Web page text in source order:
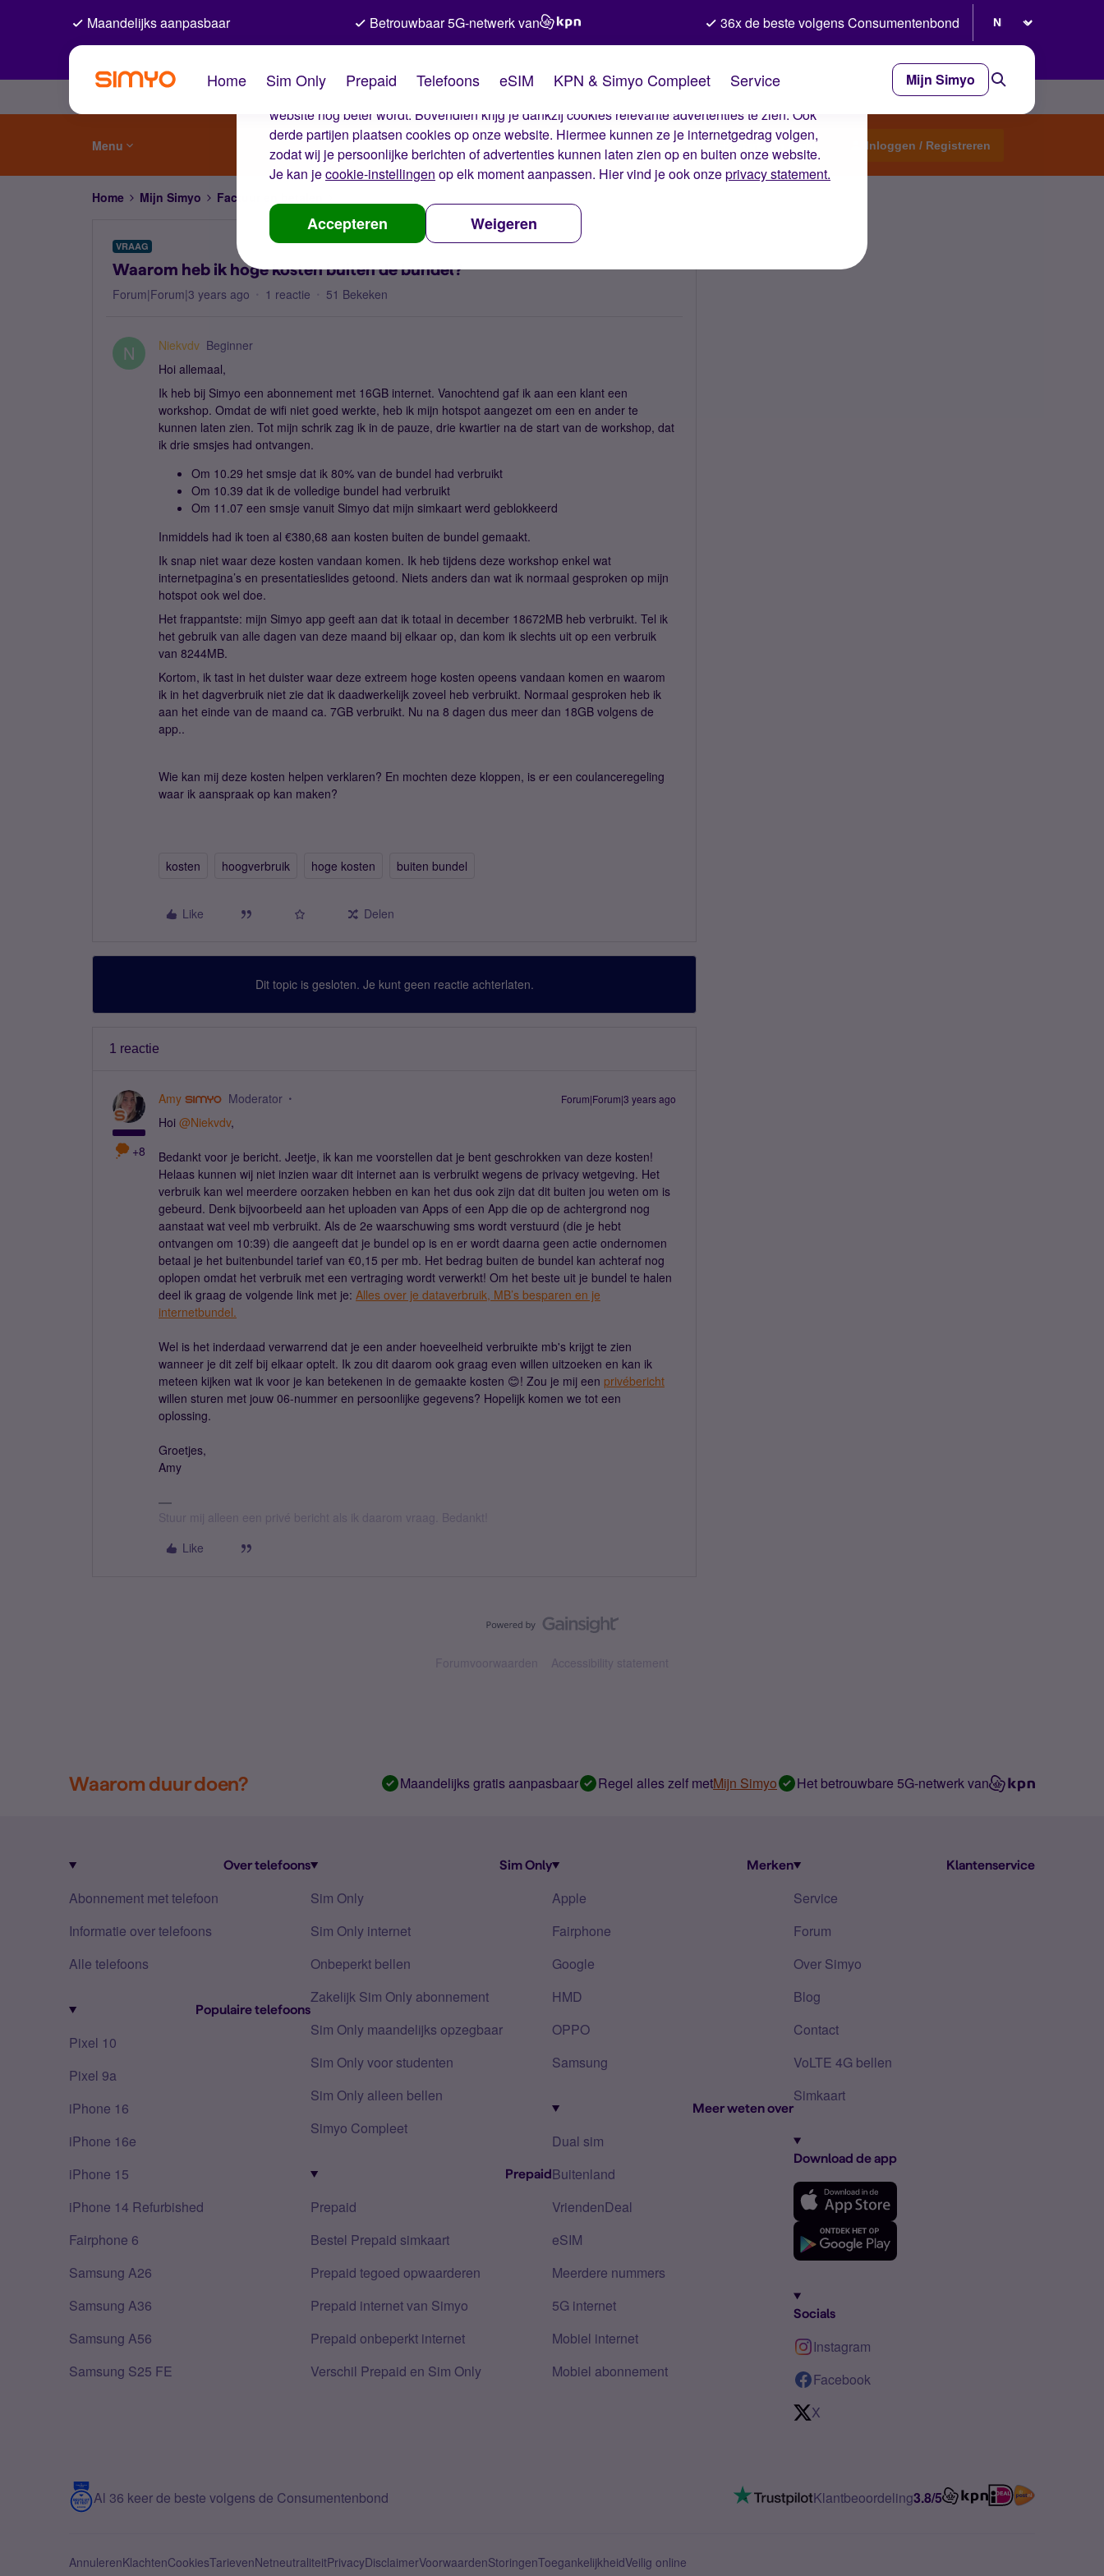
De cookies van Simyo
Wij gebruiken cookies op onze website. Met deze cookies zorgen wij ervoor dat je ervaring op de
website nog beter wordt. Bovendien krijg je dankzij cookies relevante advertenties te zien. Ook
derde partijen plaatsen cookies op onze website. Hiermee kunnen ze je internetgedrag volgen,
zodat wij je persoonlijke berichten of advertenties kunnen laten zien op en buiten onze website.
Je kan jecookie-instellingen op elk moment aanpassen. Hier vind je ook onzeprivacy statement.
Accepteren Weigeren
Maandelijks aanpasbaar Betrouwbaar 5G-netwerk van 36x de beste volgens Consumentenbond
Home Sim Only Prepaid Telefoons eSIM KPN & Simyo Compleet Service Mijn Simyo
Menu Start een topic Inloggen / Registreren
Home Mijn Simyo Factuur en betalen
VRAAG
Waarom heb ik hoge kosten buiten de bundel?
Forum|Forum|3 years ago 1 reactie 51 Bekeken
N Niekvdv Beginner
Hoi allemaal,
Ik heb bij Simyo een abonnement met 16GB internet. Vanochtend gaf ik aan een klant een
workshop. Omdat de wifi niet goed werkte, heb ik mijn hotspot aangezet om een en ander te
kunnen laten zien. Tot mijn schrik zag ik in de pauze, drie kwartier na de start van de workshop, dat
ik drie smsjes had ontvangen.
Om 10.29 het smsje dat ik 80% van de bundel had verbruikt
Om 10.39 dat ik de volledige bundel had verbruikt
Om 11.07 een smsje vanuit Simyo dat mijn simkaart werd geblokkeerd
Inmiddels had ik toen al €380,68 aan kosten buiten de bundel gemaakt.
Ik snap niet waar deze kosten vandaan komen. Ik heb tijdens deze workshop enkel wat
internetpagina’s en presentatieslides getoond. Niets anders dan wat ik normaal gesproken op mijn
hotspot ook wel doe.
Het frappantste: mijn Simyo app geeft aan dat ik totaal in december 18672MB heb verbruikt. Tel ik
het gebruik van alle dagen van deze maand bij elkaar op, dan kom ik slechts uit op een verbruik
van 8244MB.
Kortom, ik tast in het duister waar deze extreem hoge kosten opeens vandaan komen en waarom
ik in het dagverbruik niet zie dat ik daadwerkelijk zoveel heb verbruikt. Normaal gesproken heb ik
aan het einde van de maand ca. 7GB verbruikt. Nu na 8 dagen dus meer dan 18GB volgens de
app..
Wie kan mij deze kosten helpen verklaren? En mochten deze kloppen, is er een coulanceregeling
waar ik aanspraak op kan maken?
kosten hoogverbruik hoge kosten buiten bundel
Like Delen
Dit topic is gesloten. Je kunt geen reactie achterlaten.
1 reactie
+8
Amy Moderator Forum|Forum|3 years ago
Hoi @Niekvdv,
Bedankt voor je bericht. Jeetje, ik kan me voorstellen dat je bent geschrokken van deze kosten!
Helaas kunnen wij niet inzien waar dit internet aan is verbruikt wegens de privacy wetgeving. Het
verbruik kan wel meerdere oorzaken hebben en kan het dus ook zijn dat dit buiten jou weten om is
gebeurd. Denk bijvoorbeeld aan het uploaden van Apps of een App die op de achtergrond nog
aanstaat wat veel mb verbruikt. Als de 2e waarschuwing sms wordt verstuurd (die je hebt
ontvangen om 10:39) die aangeeft dat je bundel op is en er wordt daarna geen actie ondernomen
betaal je het buitenbundel tarief van €0,15 per mb. Het bedrag buiten de bundel kan achteraf nog
oplopen omdat het verbruik met een vertraging wordt verwerkt! Om het beste uit je bundel te halen
deel ik graag de volgende link met je: Alles over je dataverbruik, MB’s besparen en je
internetbundel.
Wel is het inderdaad verwarrend dat je een ander hoeveelheid verbruikte mb's krijgt te zien
wanneer je dit zelf bij elkaar optelt. Ik zou dit daarom ook graag even willen uitzoeken en kan ik
meteen kijken wat ik voor je kan betekenen in de gemaakte kosten 😊! Zou je mij een privébericht
willen sturen met jouw 06-nummer en persoonlijke gegevens? Hopelijk komen we tot een
oplossing.
Groetjes,
Amy
Stuur mij alleen een privé bericht als ik daarom vraag. Bedankt!
Like
Forumvoorwaarden Accessibility statement
Waarom duur doen? Maandelijks gratis aanpasbaar Regel alles zelf metMijn Simyo Het betrouwbare 5G-netwerk van
Over telefoons
Abonnement met telefoon
Informatie over telefoons
Alle telefoons
Populaire telefoons
Pixel 10
Pixel 9a
iPhone 16
iPhone 16e
iPhone 15
iPhone 14 Refurbished
Fairphone 6
Samsung A26
Samsung A36
Samsung A56
Samsung S25 FE
Sim Only
Sim Only
Sim Only internet
Onbeperkt bellen
Zakelijk Sim Only abonnement
Sim Only maandelijks opzegbaar
Sim Only voor studenten
Sim Only alleen bellen
Simyo Compleet
Prepaid
Prepaid
Bestel Prepaid simkaart
Prepaid tegoed opwaarderen
Prepaid internet van Simyo
Prepaid onbeperkt internet
Verschil Prepaid en Sim Only
Merken
Apple
Fairphone
Google
HMD
OPPO
Samsung
Meer weten over
Dual sim
Buitenland
VriendenDeal
eSIM
Meerdere nummers
5G internet
Mobiel internet
Mobiel abonnement
Klantenservice
Service
Forum
Over Simyo
Blog
Contact
VoLTE 4G bellen
Simkaart
Download de app
Socials
Instagram
Facebook
X
Al 36 keer de beste volgens de Consumentenbond Klantbeoordeling3.8/5
AnnulerenKlachtenCookiesTarievenNetneutraliteitPrivacyDisclaimerVoorwaardenStoringenToegankelijkheidVeilig online